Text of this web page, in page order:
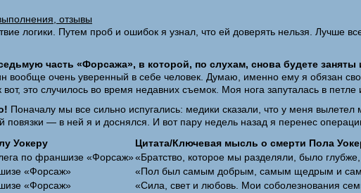
отзывы
логики. Путем проб и ошибок я узнал, что ей доверять нельзя. Лучше
часть «Форсажа», в которой, по слухам, снова будете
вообще очень уверенный в себе человек. Думаю, именно ему я обязан
это случилось во время недавних съемок. Моя нога запуталась в петле
Поначалу мы все сильно испугались: медики сказали, что у меня
— в ней я и доснялся. И вот пару недель назад я перенес
Уокеру
Цитата/Ключевая мысль о смерти Пола
по франшизе «Форсаж»«Братство, которое мы разделяли, было
«Форсаж»
«Пол был самым добрым, самым щедрым и
«Форсаж»
«Сила, свет и любовь. Мои соболезнования